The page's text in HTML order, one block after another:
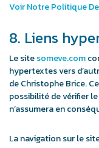
Voir Notre Politique
8. Liens
Le sitesomeve.com
hypertextes vers
de Christophe Brice.
possibilité de vérifier
n’assumera en
La navigation sur le